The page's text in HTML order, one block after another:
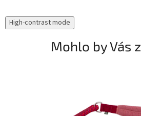
High-contrast mode
Mohlo by Vás